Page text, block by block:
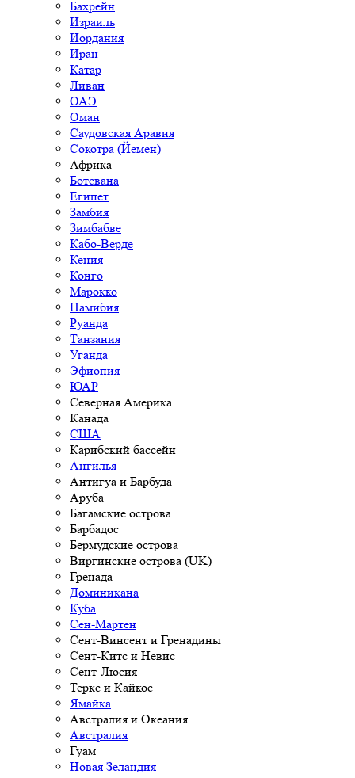
Бахрейн
Израиль
Иордания
Иран
Катар
Ливан
ОАЭ
Оман
Саудовская Аравия
Сокотра (Йемен)
Африка
Ботсвана
Египет
Замбия
Зимбабве
Кабо-Верде
Кения
Конго
Марокко
Намибия
Руанда
Танзания
Уганда
Эфиопия
ЮАР
Северная Америка
Канада
США
Карибский бассейн
Ангилья
Антигуа и Барбуда
Аруба
Багамские острова
Барбадос
Бермудские острова
Виргинские острова (UK)
Гренада
Доминикана
Куба
Сен-Мартен
Сент-Винсент и Гренадины
Сент-Китс и Невис
Сент-Люсия
Теркс и Кайкос
Ямайка
Австралия и Океания
Австралия
Гуам
Новая Зеландия